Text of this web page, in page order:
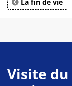
Visite du